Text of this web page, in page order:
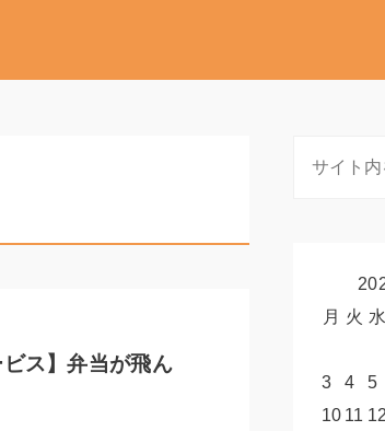
ス】弁当が飛ん
月 火 水
3
4 5
10 11 12